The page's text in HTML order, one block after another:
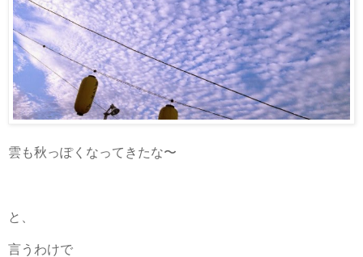
雲も秋っぽくなってきたな〜
と、
言うわけで